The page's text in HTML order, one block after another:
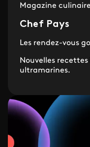
Magazine culinaire
Chef Pays
Les rendez-vous
Nouvelles
ultramarines.